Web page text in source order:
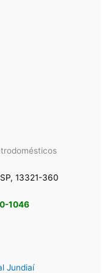
13321-360
1046
Jundiaí